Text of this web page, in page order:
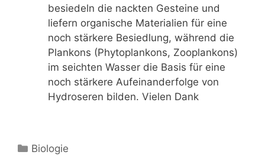
besiedeln die nackten Gesteine ​​und
liefern organische Materialien für eine
noch stärkere Besiedlung, während die
Plankons (Phytoplankons, Zooplankons)
im seichten Wasser die Basis für eine
noch stärkere Aufeinanderfolge von
Hydroseren bilden. Vielen Dank
Kategorien
Biologie